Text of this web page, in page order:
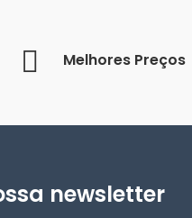
Melhores Preços
newsletter